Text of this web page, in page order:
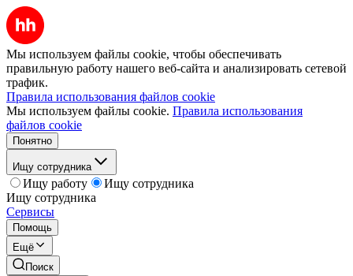
Мы используем файлы cookie, чтобы обеспечивать
правильную работу нашего веб-сайта и анализировать сетевой
трафик.
Правила использования файлов cookie
Мы используем файлы cookie. Правила использования
файлов cookie
Понятно
Ищу сотрудника
Ищу работу
Ищу сотрудника
Ищу сотрудника
Сервисы
Помощь
Ещё
Поиск